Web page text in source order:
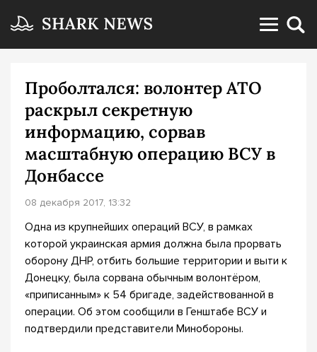
Проболтался: волонтер АТО
раскрыл секретную
информацию, сорвав
масштабную операцию ВСУ в
Донбассе
08 декабря 2017, 13:32
Одна из крупнейших операций ВСУ, в рамках
которой украинская армия должна была прорвать
оборону ДНР, отбить большие территории и выти к
Донецку, была сорвана обычным волонтёром,
«приписанным» к 54 бригаде, задействованной в
операции. Об этом сообщили в Генштабе ВСУ и
подтвердили представители Минобороны.